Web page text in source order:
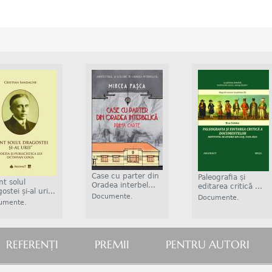
solul
și-al uri...
Case cu parter din
Oradea interbel...
Documente.
Paleografia și
editarea critică ...
Documente.
REFERENŢI PREMII PENTRU AUTORI